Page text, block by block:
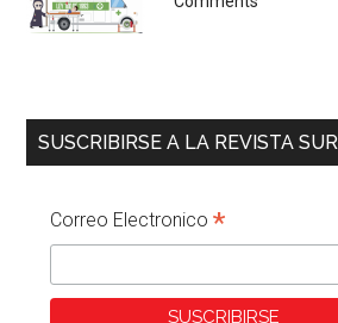
SUSCRIBIRSE A LA REVISTA SUR
Correo Electronico*